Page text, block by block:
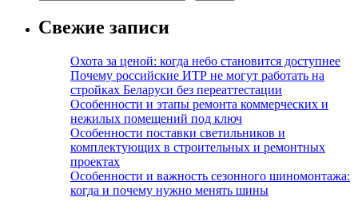
Свежие записи
Охота за ценой: когда небо становится доступнее
Почему российские ИТР не могут работать на
стройках Беларуси без переаттестации
Особенности и этапы ремонта коммерческих и
нежилых помещений под ключ
Особенности поставки светильников и
комплектующих в строительных и ремонтных
проектах
Особенности и важность сезонного шиномонтажа:
когда и почему нужно менять шины